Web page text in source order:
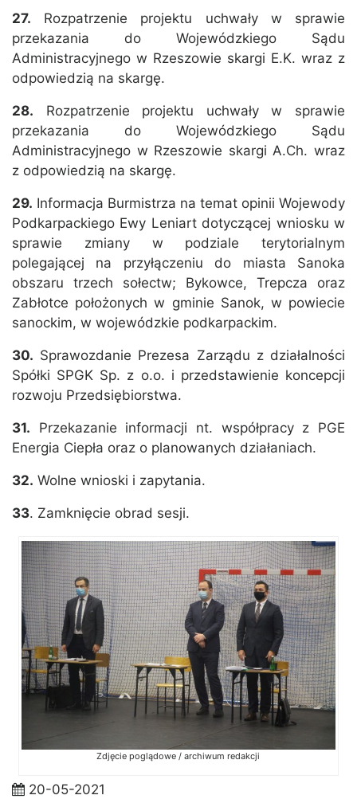
27. Rozpatrzenie projektu uchwały w sprawie
przekazania do Wojewódzkiego Sądu
Administracyjnego w Rzeszowie skargi E.K. wraz z
odpowiedzią na skargę.
28. Rozpatrzenie projektu uchwały w sprawie
przekazania do Wojewódzkiego Sądu
Administracyjnego w Rzeszowie skargi A.Ch. wraz
z odpowiedzią na skargę.
29. Informacja Burmistrza na temat opinii Wojewody
Podkarpackiego Ewy Leniart dotyczącej wniosku w
sprawie zmiany w podziale terytorialnym
polegającej na przyłączeniu do miasta Sanoka
obszaru trzech sołectw; Bykowce, Trepcza oraz
Zabłotce położonych w gminie Sanok, w powiecie
sanockim, w wojewódzkie podkarpackim.
30. Sprawozdanie Prezesa Zarządu z działalności
Spółki SPGK Sp. z o.o. i przedstawienie koncepcji
rozwoju Przedsiębiorstwa.
31. Przekazanie informacji nt. współpracy z PGE
Energia Ciepła oraz o planowanych działaniach.
32. Wolne wnioski i zapytania.
33. Zamknięcie obrad sesji.
Zdjęcie poglądowe / archiwum redakcji
20-05-2021